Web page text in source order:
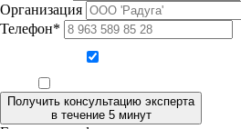
Организация
Телефон*
Получить консультацию эксперта
в течение 5 минут